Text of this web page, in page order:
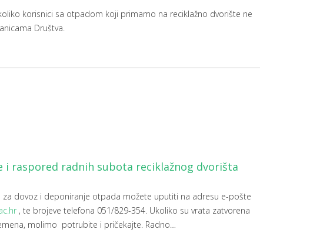
korisnici sa otpadom koji primamo na reciklažno dvorište ne
Društva.
i raspored radnih subota reciklažnog dvorišta
za dovoz i deponiranje otpada možete uputiti na adresu e-pošte
, te brojeve telefona 051/829-354. Ukoliko su vrata zatvorena
molimo potrubite i pričekajte. Radno…